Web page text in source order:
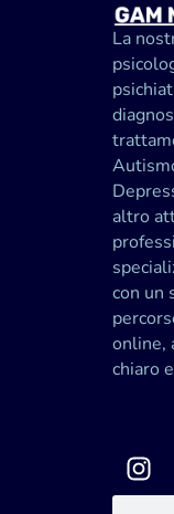
La
altro
con un
online,
chiaro